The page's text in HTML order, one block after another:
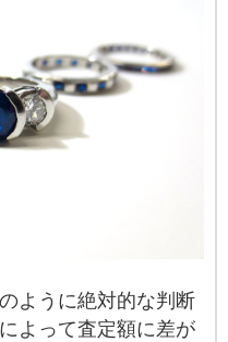
ように絶対的な判断
よって査定額に差が